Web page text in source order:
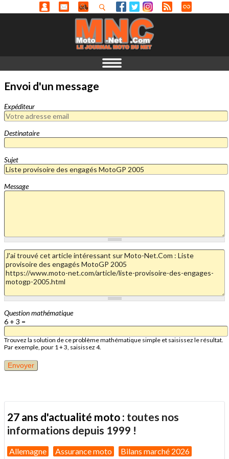
Envoi d'un message
Expéditeur
Destinataire
Sujet
Message
Question mathématique
6 + 3 =
Trouvez la solution de ce problème mathématique simple et saisissez le résultat.
Par exemple, pour 1 + 3, saisissez 4.
27 ans d'actualité moto : toutes nos
informations depuis 1999 !
Allemagne Assurance moto Bilans marché 2026